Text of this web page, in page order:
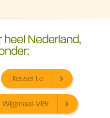
heel Nederland,
Kessel-Lo
Wijgmaal-VlBr